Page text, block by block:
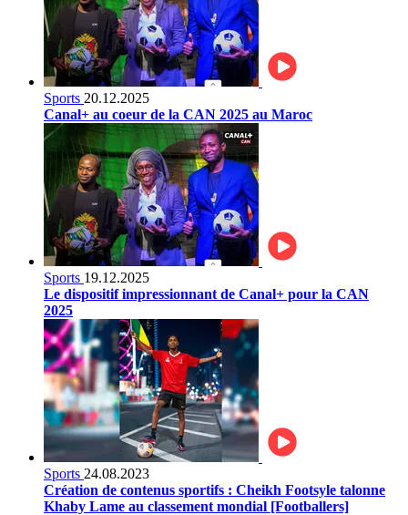
Sports 20.12.2025
Canal+ au coeur de la CAN 2025 au Maroc
Sports 19.12.2025
Le dispositif impressionnant de Canal+ pour la CAN
2025
Sports 24.08.2023
Création de contenus sportifs : Cheikh Footsyle talonne
Khaby Lame au classement mondial [Footballers]